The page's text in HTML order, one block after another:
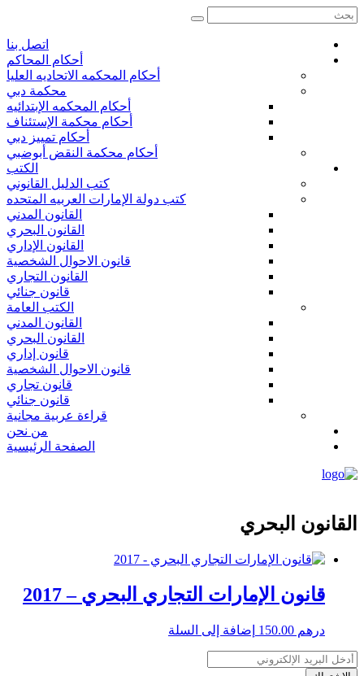
بحث
اتصل بنا
أحكام المحاكم
أحكام المحكمه الاتحاديه العليا
محكمة دبي
أحكام المحكمه الإبتدائيه
أحكام محكمة الإستئناف
أحكام تمييز دبي
أحكام محكمة النقض أبوضبي
الكتب
كتب الدليل القانوني
كتب دولة الإمارات العربيه المتحده
القانون المدني
القانون البحري
القانون الإداري
قانون الاحوال الشخصية
القانون التجاري
قانون جنائي
الكتب العامة
القانون المدني
القانون البحري
قانون إداري
قانون الاحوال الشخصية
قانون تجاري
قانون جنائي
قراءة عربية مجانية
من نحن
الصفحة الرئيسية
القانون البحري
قانون الإمارات التجاري البحري – 2017
درهم 150.00 إضافة إلى السلة